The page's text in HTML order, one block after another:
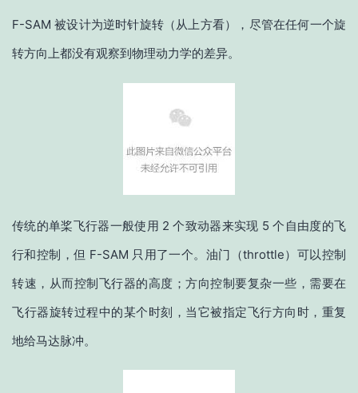
F-SAM 被设计为逆时针旋转（从上方看），尽管在任何一个旋
转方向上都没有观察到物理动力学的差异。
传统的单桨飞行器一般使用 2 个致动器来实现 5 个自由度的飞
行和控制，但 F-SAM 只用了一个。油门（throttle）可以控制
转速，从而控制飞行器的高度；方向控制要复杂一些，需要在
飞行器旋转过程中的某个时刻，当它被指定飞行方向时，重复
地给马达脉冲。